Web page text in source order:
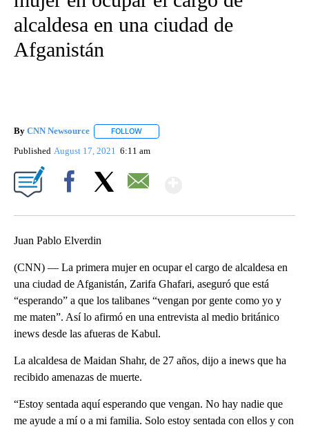
alcaldesa en una ciudad de
Afganistán
By CNN Newsource FOLLOW
Published August 17, 2021 6:11 am
Juan Pablo Elverdin
(CNN) — La primera mujer en ocupar el cargo de alcaldesa en
una ciudad de Afganistán, Zarifa Ghafari, aseguró que está
“esperando” a que los talibanes “vengan por gente como yo y
me maten”. Así lo afirmó en una entrevista al medio británico
inews desde las afueras de Kabul.
La alcaldesa de Maidan Shahr, de 27 años, dijo a inews que ha
recibido amenazas de muerte.
“Estoy sentada aquí esperando que vengan. No hay nadie que
me ayude a mí o a mi familia. Solo estoy sentada con ellos y con